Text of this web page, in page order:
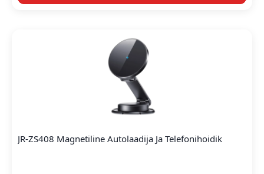
JR-ZS408 Magnetiline Autolaadija Ja Telefonihoidik